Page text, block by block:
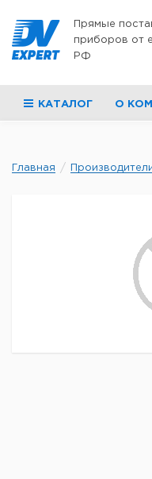
Прямые
приборов от
РФ
КАТАЛОГ О
Главная